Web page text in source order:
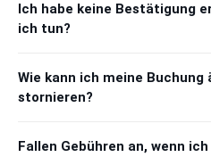
Ich habe keine Bestätigung
ich tun?
Wie kann ich meine Buchung
stornieren?
Fallen Gebühren an, wenn